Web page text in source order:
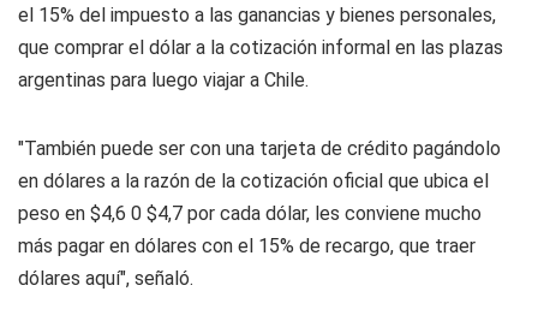
el 15% del impuesto a las ganancias y bienes personales,
que comprar el dólar a la cotización informal en las plazas
argentinas para luego viajar a Chile.
"También puede ser con una tarjeta de crédito pagándolo
en dólares a la razón de la cotización oficial que ubica el
peso en $4,6 0 $4,7 por cada dólar, les conviene mucho
más pagar en dólares con el 15% de recargo, que traer
dólares aquí", señaló.